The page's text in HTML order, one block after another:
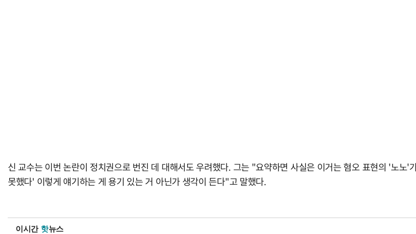
신 교수는 이번 논란이 정치권으로 번진 데 대해서도 우려했다. 그는 "요약하면 사실은 이거는 혐오 표현의 '노
못했다' 이렇게 얘기하는 게 용기 있는 거 아닌가 생각이 든다"고 말했다.
이시간 핫뉴스